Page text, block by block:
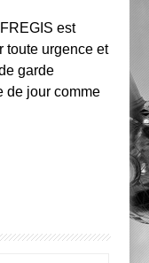
est
toute urgence et
garde
de jour comme